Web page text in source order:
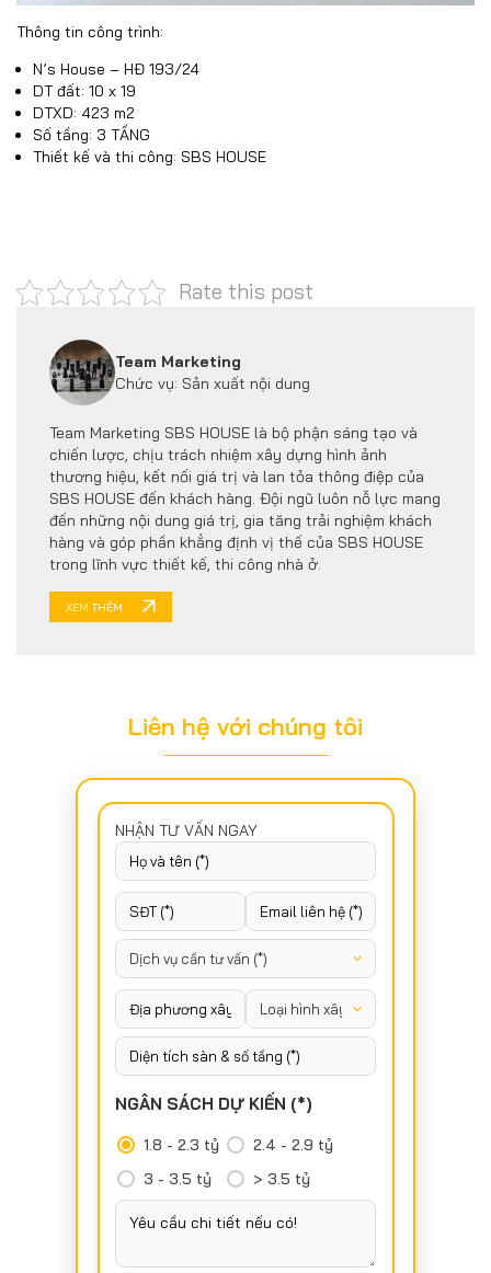
Thông tin công trình:
N’s House – HĐ 193/24
DT đất: 10 x 19
DTXD: 423 m2
Số tầng: 3 TẦNG
Thiết kế và thi công: SBS HOUSE
Rate this post
Team Marketing
Chức vụ: Sản xuất nội dung
Team Marketing SBS HOUSE là bộ phận sáng tạo và
chiến lược, chịu trách nhiệm xây dựng hình ảnh
thương hiệu, kết nối giá trị và lan tỏa thông điệp của
SBS HOUSE đến khách hàng. Đội ngũ luôn nỗ lực mang
đến những nội dung giá trị, gia tăng trải nghiệm khách
hàng và góp phần khẳng định vị thế của SBS HOUSE
trong lĩnh vực thiết kế, thi công nhà ở.
XEM THÊM
Liên hệ với chúng tôi
NHẬN TƯ VẤN NGAY
NGÂN SÁCH DỰ KIẾN (*)
1.8 - 2.3 tỷ
2.4 - 2.9 tỷ
3 - 3.5 tỷ
> 3.5 tỷ